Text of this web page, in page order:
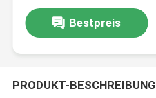
Bestpreis
PRODUKT-BESCHREIBUNG